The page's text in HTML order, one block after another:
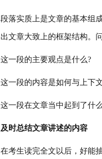
段落实质上是文章的基本组
出文章大致上的框架结构。
这一段的主要观点是什么?
这一段的内容是如何与上下
这一段在文章当中起到了什
及时总结文章讲述的内容
在考生读完全文以后，好能